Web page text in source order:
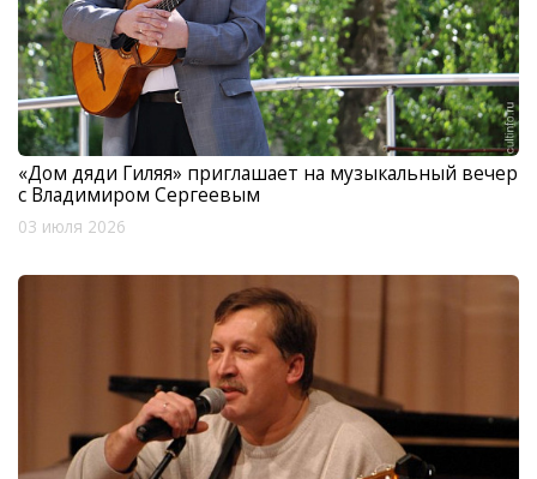
«Дом дяди Гиляя» приглашает на музыкальный вечер
с Владимиром Сергеевым
03 июля 2026